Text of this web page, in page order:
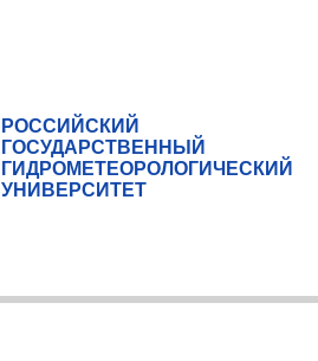
РОССИЙСКИЙ
ГОСУДАРСТВЕННЫЙ
ГИДРОМЕТЕОРОЛОГИЧЕСКИЙ
УНИВЕРСИТЕТ